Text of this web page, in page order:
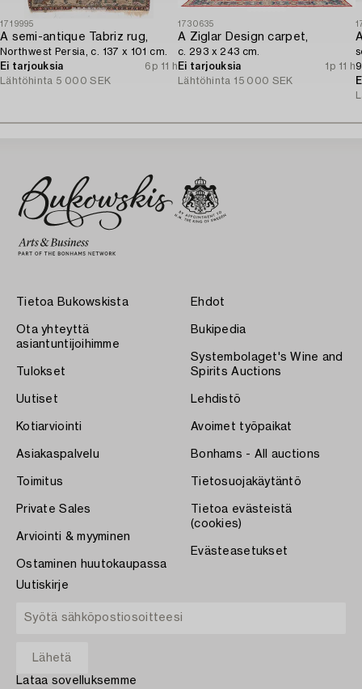
1719995
A semi-antique Tabriz rug,
Northwest Persia, c. 137 x 101 cm.
Ei tarjouksia
6p 11 h
Lähtöhinta 5 000 SEK
1730635
A Ziglar Design carpet,
c. 293 x 243 cm.
Ei tarjouksia
1p 11 h
Lähtöhinta 15 000 SEK
Tietoa Bukowskista
Ota yhteyttä
asiantuntijoihimme
Tulokset
Uutiset
Kotiarviointi
Asiakaspalvelu
Toimitus
Private Sales
Arviointi & myyminen
Ostaminen huutokaupassa
Ehdot
Bukipedia
Systembolaget's Wine and
Spirits Auctions
Lehdistö
Avoimet työpaikat
Bonhams - All auctions
Tietosuojakäytäntö
Tietoa evästeistä
(cookies)
Evästeasetukset
Uutiskirje
Lataa sovelluksemme